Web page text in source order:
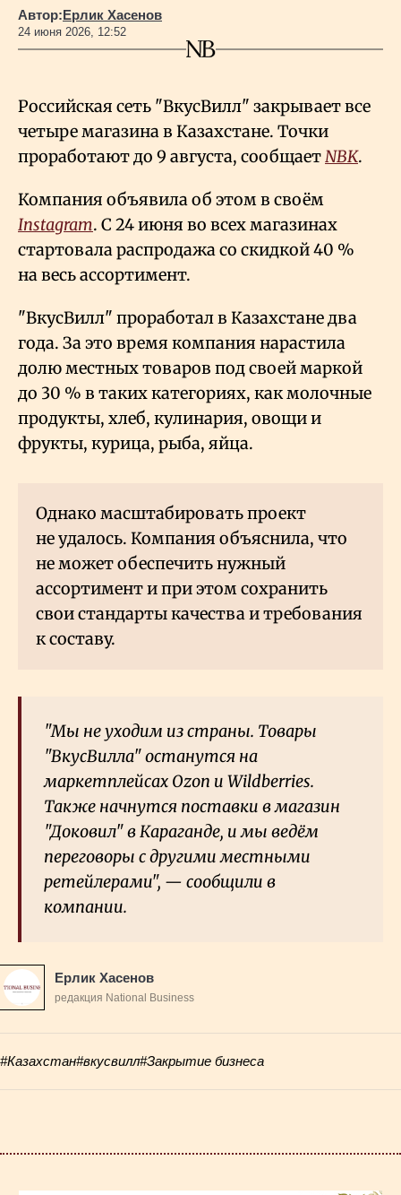
Люди
Автор:Ерлик Хасенов
24 июня 2026, 12:52
Российская сеть "ВкусВилл" закрывает все
четыре магазина в Казахстане. Точки
проработают до 9 августа, сообщаетNBK.
Компания объявила об этом в своём
Instagram. С 24 июня во всех магазинах
стартовала распродажа со скидкой 40 %
на весь ассортимент.
"ВкусВилл" проработал в Казахстане два
года. За это время компания нарастила
долю местных товаров под своей маркой
до 30 % в таких категориях, как молочные
продукты, хлеб, кулинария, овощи и
фрукты, курица, рыба, яйца.
Однако масштабировать проект
не удалось. Компания объяснила, что
не может обеспечить нужный
ассортимент и при этом сохранить
свои стандарты качества и требования
к составу.
"Мы не уходим из страны. Товары
"ВкусВилла" останутся на
маркетплейсах Ozon и Wildberries.
Также начнутся поставки в магазин
"Доковил" в Караганде, и мы ведём
переговоры с другими местными
ретейлерами", — сообщили в
компании.
Ерлик Хасенов
редакция National Business
#Казахстан#вкусвилл#Закрытие бизнеса